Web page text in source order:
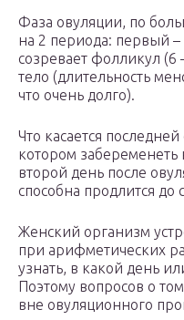
Фаза овуляции, по
на 2 периода: первый
созревает фолликул (6
тело (длительность
что очень долго).
Что касается
котором забеременеть
второй день после
способна продлится
Женский организм
при арифметических
узнать, в какой день
Поэтому вопросов о
вне овуляционного